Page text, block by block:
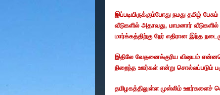
இப்படியிருக்கும்போது நமது தமிழ் பேசும்
வீடுகளில் அதாவது, மாமனார் வீடுகளில்
மார்க்கத்திற்கு நேர் எதிரான இந்த
இதிலே வேதனைக்குரிய விஷயம்
நிறைந்த ஊர்கள் என்று சொல்லப்படும்
தமிழகத்திலுள்ள முஸ்லிம் ஊர்களைச்